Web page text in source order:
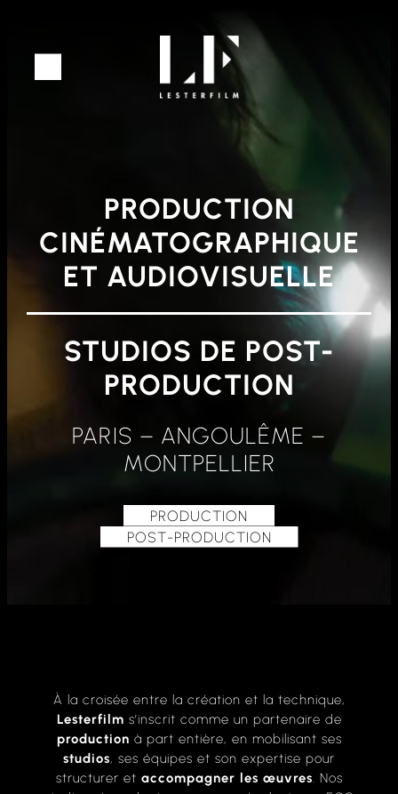
contenu
PRODUCTION
CINÉMATOGRAPHIQUE
ET AUDIOVISUELLE
STUDIOS DE POST-
PRODUCTION
PARIS – ANGOULÊME –
MONTPELLIER
PRODUCTION
POST-PRODUCTION
À la croisée entre la création et la technique,
Lesterfilm s’inscrit comme un partenaire de
production à part entière, en mobilisant ses
studios, ses équipes et son expertise pour
structurer et accompagner les œuvres Nos